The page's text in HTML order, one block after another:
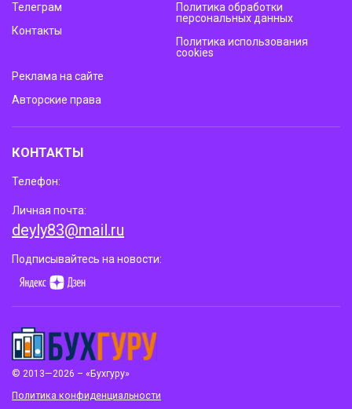
© 2013—2026 – «Бухгуру»
Политика конфиденциальности
Телеграм
Контакты
Политика обработки
персональных данных
Политика использования
cookies
Реклама на сайте
Авторские права
КОНТАКТЫ
Телефон:
Личная почта:
deyly83@mail.ru
Подписывайтесь на новости: